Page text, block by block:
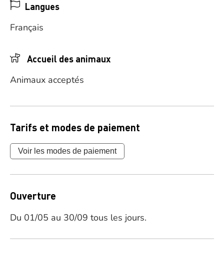
Langues
Français
Accueil des animaux
Animaux acceptés
Tarifs et modes de paiement
Voir les modes de paiement
Ouverture
Du 01/05 au 30/09 tous les jours.